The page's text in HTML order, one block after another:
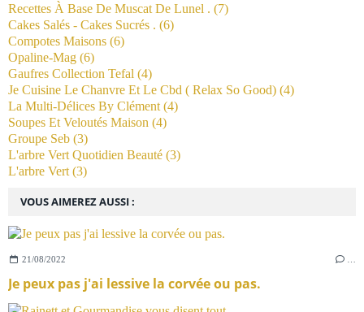
VOUS AIMEREZ AUSSI :
21/08/2022
Je peux pas j'ai lessive la corvée ou pas.
Recettes À Base De Muscat De Lunel . (7)
Cakes Salés - Cakes Sucrés . (6)
Compotes Maisons (6)
Opaline-Mag (6)
Gaufres Collection Tefal (4)
Je Cuisine Le Chanvre Et Le Cbd ( Relax So Good) (4)
La Multi-Délices By Clément (4)
Soupes Et Veloutés Maison (4)
Groupe Seb (3)
L'arbre Vert Quotidien Beauté (3)
L'arbre Vert (3)